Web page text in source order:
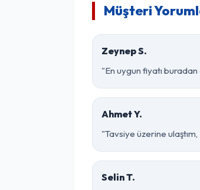
Müşteri
Zeynep S.
"En uygun fiyatı
Ahmet Y.
"Tavsiye üzerine
Selin T.